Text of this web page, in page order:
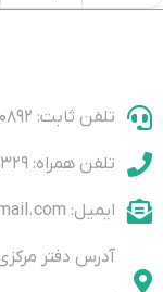
تلفن ثابت: ۰۳۴۳۲۴۶۰۸۹۲
تلفن همراه: ۰۹۲۰۱۴۰۱۳۲۹
ایمیل: Eleco.ohm@gmail.com
آدرس دفتر